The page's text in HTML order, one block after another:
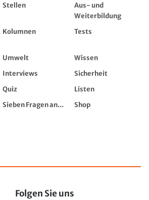
Stellen
Aus- und
Weiterbildung
Kolumnen Tests
Umwelt
Wissen
Interviews
Sicherheit
Quiz
Listen
Sieben Fragen an...
Shop
Folgen Sie uns